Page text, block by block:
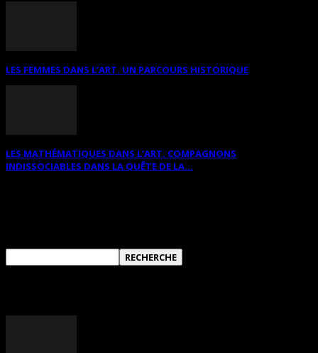
LES FEMMES DANS L’ART. UN PARCOURS HISTORIQUE
LES MATHÉMATIQUES DANS L’ART. COMPAGNONS
INDISSOCIABLES DANS LA QUÊTE DE LA...